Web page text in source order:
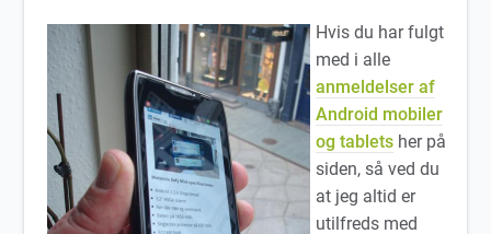
Hvis du har fulgt
med i alle
anmeldelser af
Android mobiler
og tablets her på
siden, så ved du
at jeg altid er
utilfreds med